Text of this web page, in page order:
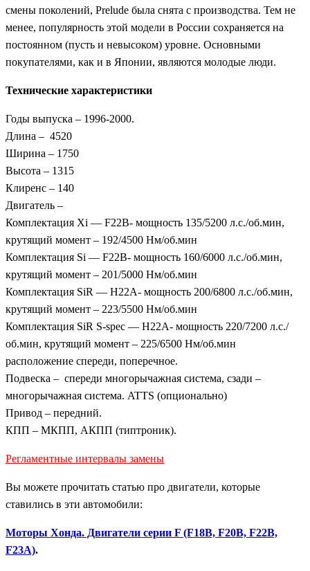
смены поколений, Prelude была снята с производства. Тем не
менее, популярность этой модели в России сохраняется на
постоянном (пусть и невысоком) уровне. Основными
покупателями, как и в Японии, являются молодые люди.
Технические характеристики
Годы выпуска – 1996-2000.
Длина – 4520
Ширина – 1750
Высота – 1315
Клиренс – 140
Двигатель –
Комплектация Xi — F22B- мощность 135/5200 л.с./об.мин,
крутящий момент – 192/4500 Нм/об.мин
Комплектация Si — F22B- мощность 160/6000 л.с./об.мин,
крутящий момент – 201/5000 Нм/об.мин
Комплектация SiR — H22A- мощность 200/6800 л.с./об.мин,
крутящий момент – 223/5500 Нм/об.мин
Комплектация SiR S-spec — H22A- мощность 220/7200 л.с./
об.мин, крутящий момент – 225/6500 Нм/об.мин
расположение спереди, поперечное.
Подвеска – спереди многорычажная система, сзади –
многорычажная система. ATTS (опционально)
Привод – передний.
КПП – МКПП, АКПП (типтроник).
Регламентные интервалы замены
Вы можете прочитать статью про двигатели, которые
ставились в эти автомобили:
Моторы Хонда. Двигатели серии F (F18B, F20B, F22B,
F23A).